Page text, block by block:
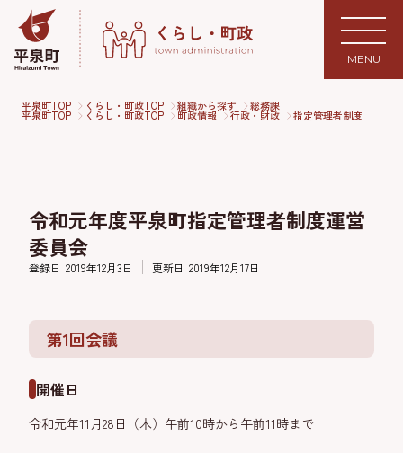
MENU
平泉町TOP くらし・町政TOP 組織から探す 総務課
平泉町TOP くらし・町政TOP 町政情報 行政・財政 指定管理者制度
令和元年度平泉町指定管理者制度運営
委員会
登録日 2019年12月3日 更新日 2019年12月17日
第1回会議
開催日
令和元年11月28日（木）午前10時から午前11時まで